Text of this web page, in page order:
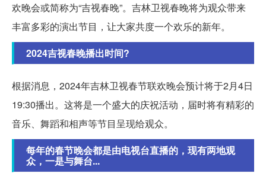
欢晚会或简称为“吉视春晚”。吉林卫视春晚将为观众带来
丰富多彩的演出节目，让大家共度一个欢乐的新年。
2024吉视春晚播出时间?
根据消息，2024年吉林卫视春节联欢晚会预计将于2月4日
19:30播出。这将是一个盛大的庆祝活动，届时将有精彩的
音乐、舞蹈和相声等节目呈现给观众。
每年的春节晚会都是由电视台直播的，现有两地观
众，一是与舞台...